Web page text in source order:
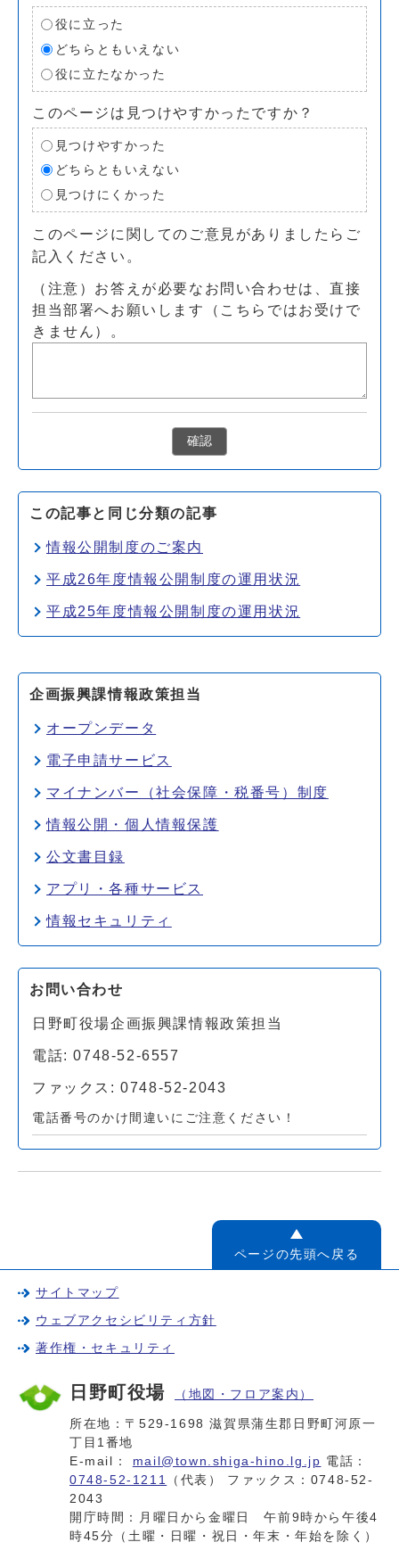
役に立った
どちらともいえない
役に立たなかった
このページは見つけやすかったですか？
見つけやすかった
どちらともいえない
見つけにくかった
このページに関してのご意見がありましたらご
記入ください。
（注意）お答えが必要なお問い合わせは、直接
担当部署へお願いします（こちらではお受けで
きません）。
確認
この記事と同じ分類の記事
情報公開制度のご案内
平成26年度情報公開制度の運用状況
平成25年度情報公開制度の運用状況
企画振興課情報政策担当
オープンデータ
電子申請サービス
マイナンバー（社会保障・税番号）制度
情報公開・個人情報保護
公文書目録
アプリ・各種サービス
情報セキュリティ
お問い合わせ
日野町役場企画振興課情報政策担当
電話: 0748-52-6557
ファックス: 0748-52-2043
電話番号のかけ間違いにご注意ください！
ページの先頭へ戻る
サイトマップ
ウェブアクセシビリティ方針
著作権・セキュリティ
日野町役場 （地図・フロア案内）
所在地：〒529-1698 滋賀県蒲生郡日野町河原一
丁目1番地
E-mail： mail@town.shiga-hino.lg.jp 電話：
0748-52-1211
（代表） ファックス：0748-52-
2043
開庁時間：月曜日から金曜日 午前9時から午後4
時45分（土曜・日曜・祝日・年末・年始を除く）